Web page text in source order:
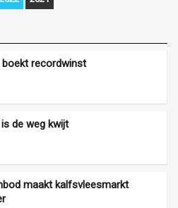
boekt recordwinst
de weg kwijt
maakt kalfsvleesmarkt